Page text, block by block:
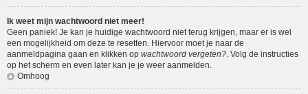
Ik weet mijn wachtwoord niet meer!
Geen paniek! Je kan je huidige wachtwoord niet terug krijgen, maar er is wel
een mogelijkheid om deze te resetten. Hiervoor moet je naar de
aanmeldpagina gaan en klikken op wachtwoord vergeten?. Volg de instructies
op het scherm en even later kan je je weer aanmelden.
Omhoog